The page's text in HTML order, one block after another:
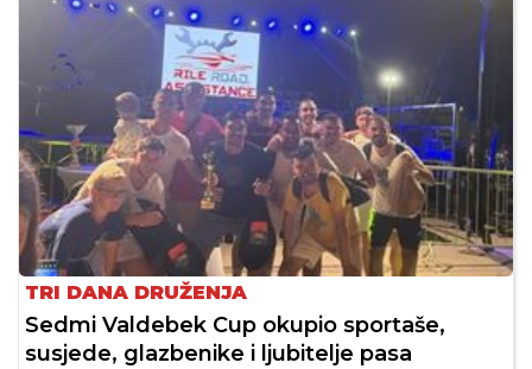
TRI DANA DRUŽENJA
Sedmi Valdebek Cup okupio sportaše,
susjede, glazbenike i ljubitelje pasa